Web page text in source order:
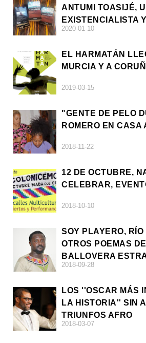
ANTUMI TOASIJÉ,
EXISTENCIALISTA
2020-01-10
EL HARMATÁN
MURCIA Y A
2019-03-15
"GENTE DE PELO
ROMERO EN CASA
2018-11-22
12 DE OCTUBRE,
CELEBRAR,
2018-10-10
SOY PLAYERO,
OTROS POEMAS
BALLOVERA
2018-09-28
LOS ''OSCAR MÁS
LA HISTORIA'' SIN
TRIUNFOS AFRO
2018-03-07